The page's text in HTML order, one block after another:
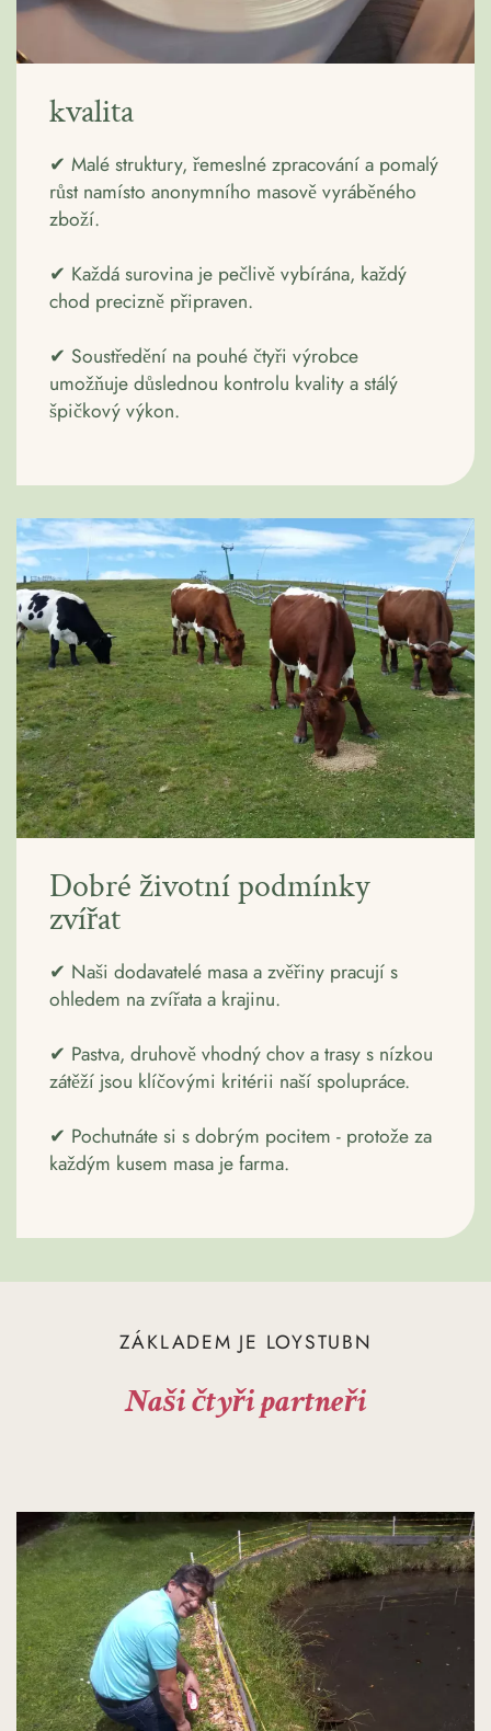
kvalita
✔ Malé struktury, řemeslné zpracování a pomalý
růst namísto anonymního masově vyráběného
zboží.
✔ Každá surovina je pečlivě vybírána, každý
chod precizně připraven.
✔ Soustředění na pouhé čtyři výrobce
umožňuje důslednou kontrolu kvality a stálý
špičkový výkon.
Dobré životní podmínky
zvířat
✔ Naši dodavatelé masa a zvěřiny pracují s
ohledem na zvířata a krajinu.
✔ Pastva, druhově vhodný chov a trasy s nízkou
zátěží jsou klíčovými kritérii naší spolupráce.
✔ Pochutnáte si s dobrým pocitem - protože za
každým kusem masa je farma.
ZÁKLADEM JE LOYSTUBN
Naši čtyři partneři